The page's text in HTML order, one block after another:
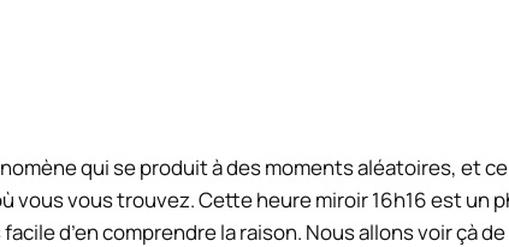
qui se produit à des moments aléatoires, et
vous vous trouvez. Cette heure miroir 16h16 est un
d’en comprendre la raison. Nous allons voir çà